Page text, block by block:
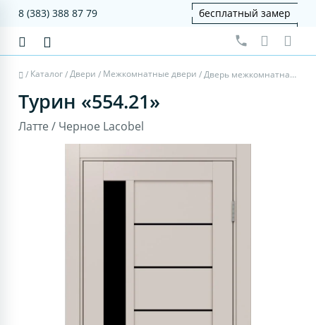
8 (383) 388 87 79 бесплатный замер
/ Каталог/Двери / Межкомнатные двери / Дверь межкомнатная Турин 554.21 - латте, черное lacobel
Турин «554.21»
Латте / Черное Lacobel